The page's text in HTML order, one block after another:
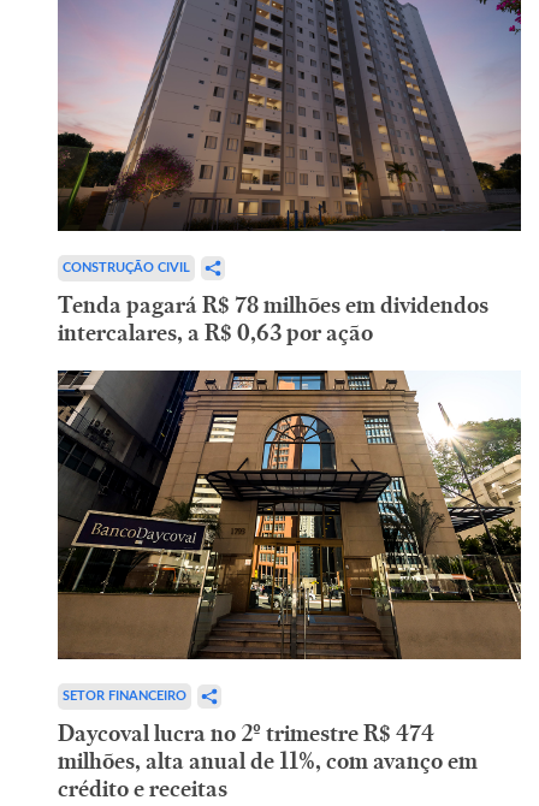
CONSTRUÇÃO CIVIL
Tenda pagará R$ 78 milhões em dividendos
intercalares, a R$ 0,63 por ação
SETOR FINANCEIRO
Daycoval lucra no 2º trimestre R$ 474
milhões, alta anual de 11%, com avanço em
crédito e receitas